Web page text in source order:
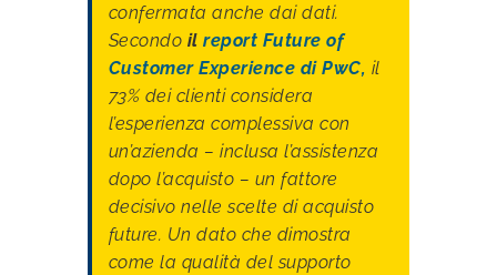
confermata anche dai dati.
Secondo ilreport Future of
Customer Experience di PwC, il
73% dei clienti considera
l’esperienza complessiva con
un’azienda – inclusa l’assistenza
dopo l’acquisto – un fattore
decisivo nelle scelte di acquisto
future. Un dato che dimostra
come la qualità del supporto